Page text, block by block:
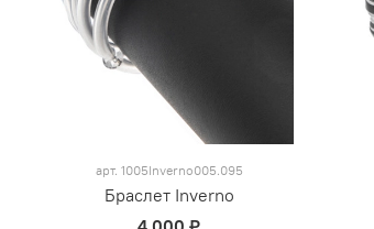
арт. 1005Inverno005.095
Браслет Inverno